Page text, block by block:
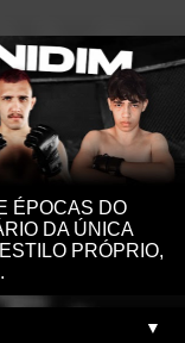
ÉPOCAS DO
DA ÚNICA
PRÓPRIO,
▼